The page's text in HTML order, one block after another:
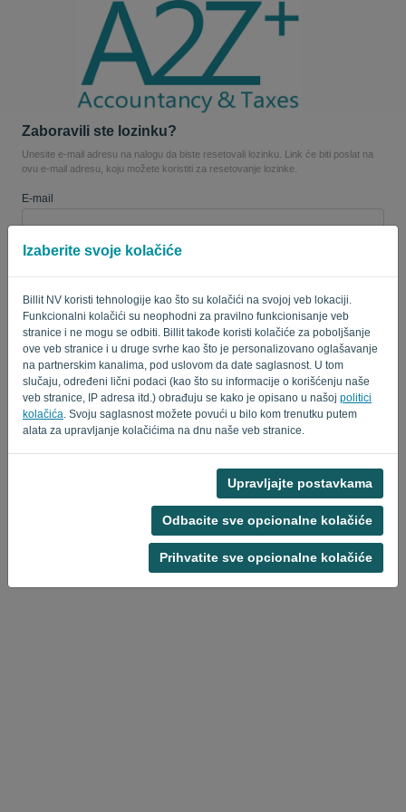
Izaberite svoje kolačiće
Billit NV koristi tehnologije kao što su kolačići na svojoj veb lokaciji.
Funkcionalni kolačići su neophodni za pravilno funkcionisanje veb
stranice i ne mogu se odbiti. Billit takođe koristi kolačiće za poboljšanje
ove veb stranice i u druge svrhe kao što je personalizovano oglašavanje
na partnerskim kanalima, pod uslovom da date saglasnost. U tom
slučaju, određeni lični podaci (kao što su informacije o korišćenju naše
veb stranice, IP adresa itd.) obrađuju se kako je opisano u našoj politici
kolačića . Svoju saglasnost možete povući u bilo kom trenutku putem
alata za upravljanje kolačićima na dnu naše veb stranice.
Upravljajte postavkama
Odbacite sve opcionalne kolačiće
Prihvatite sve opcionalne kolačiće
Zaboravili ste lozinku?
Unesite e-mail adresu na nalogu da biste resetovali lozinku. Link će biti poslat na
ovu e-mail adresu, koju možete koristiti za resetovanje lozinke.
E-mail
Zar nisi kompjuter? Popunite '
POŠALJI LINK
Nazad na stranicu za prijavu
Privacy Policy-Terms of Service.